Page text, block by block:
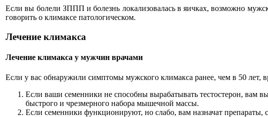
Если вы болели ЗППП и болезнь локализовалась в яичках, возможно
говорить о климаксе патологическом.
Лечение климакса
Лечение климакса у мужчин врачами
Если у вас обнаружили симптомы мужского климакса ранее, чем в 50 лет,
Если ваши семенники не способны вырабатывать тестостерон, вам
быстрого и чрезмерного набора мышечной массы.
Если семенники функционируют, но слабо, вам назначат